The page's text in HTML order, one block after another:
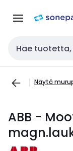
navigointiin
Haku
Näytä
ABB -